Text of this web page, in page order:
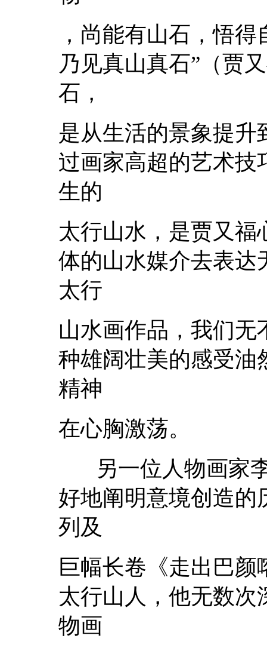
，尚能有山石，悟
乃见真山真石”（贾
石，
是从生活的景象提升
过画家高超的艺术技
生的
太行山水，是贾又福
体的山水媒介去表达
太行
山水画作品，我们
种雄阔壮美的感受油
精神
在心胸激荡。
另一位人物画家李
好地阐明意境创造的
列及
巨幅长卷《走出巴
太行山人，他无数次
物画